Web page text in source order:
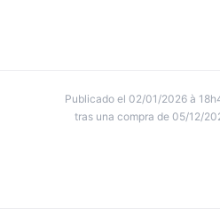
Publicado el 02/01/2026 à
tras una compra de 05/12/